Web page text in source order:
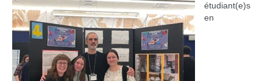
étudiant(e)s
en